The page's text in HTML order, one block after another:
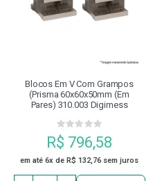
Blocos Em V Com Grampos
(prisma 60x60x50mm (em
Pares) 310.003 Digimess
R$ 796,58
em até 6x de R$ 132,76 sem juros